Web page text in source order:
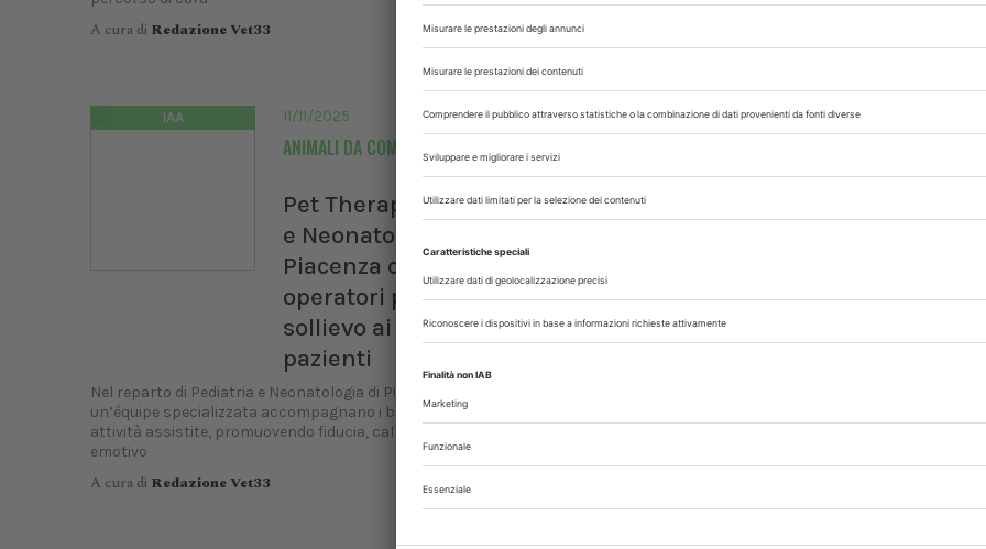
A cura di Redazione Vet33
IAA 11/11/2025
ANIMALI DA COMPAGNIA
Pet Therapy in Pediatria
e Neonatologia: a
Piacenza cani e
operatori portano
sollievo ai piccoli
pazienti
Nel reparto di Pediatria e Neonatologia di Piacenza quattro cani e
un’équipe specializzata accompagnano i bambini ricoverati con
attività assistite, promuovendo fiducia, calma e benessere
emotivo
A cura di Redazione Vet33
IAA 27/10/2025
progetto P.E.T.
Un’iniziativa sperimentale dello studio Fazio e
XXI Congresso Nazionale
UNISVET
Dal 12/02/2027al 14/02/2027
Bologna (BO)
Roma (RM)